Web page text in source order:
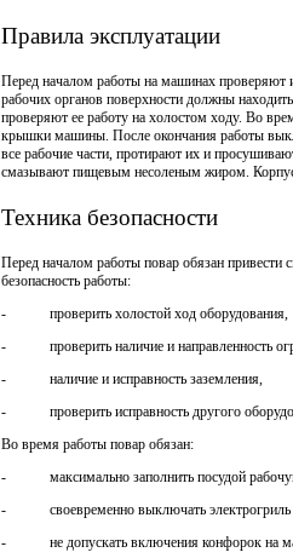
Правила эксплуатации
Перед началом работы на машинах проверяют
рабочих органов поверхности должны
проверяют ее работу на холостом ходу. Во
крышки машины. После окончания работы
все рабочие части, протирают их и
смазывают пищевым несоленым жиром.
Техника безопасности
Перед началом работы повар обязан привести
безопасность работы:
- проверить холостой ход оборудования,
- проверить наличие и направленность
- наличие и исправность заземления,
- проверить исправность другого
Во время работы повар обязан:
- максимально заполнить посудой рабочую
- своевременно выключать электрогриль
- не допускать включения конфорок на